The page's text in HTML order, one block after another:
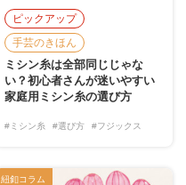
ピックアップ
手芸のきほん
ミシン糸は全部同じじゃな
い？初心者さんが迷いやすい
家庭用ミシン糸の選び方
#ミシン糸 #選び方 #フジックス
紐釦コラム